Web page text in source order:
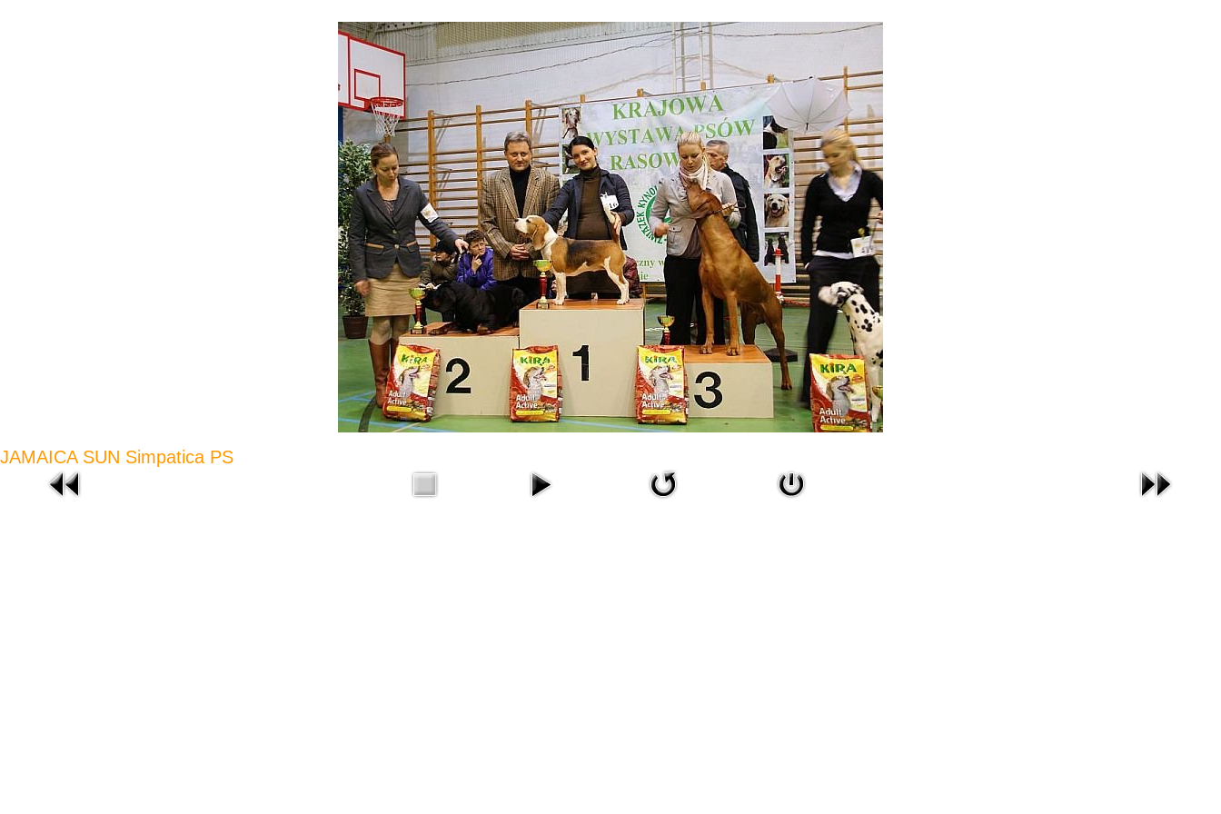
JAMAICA SUN Simpatica PS